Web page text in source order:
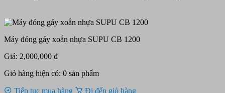
Máy đóng gáy xoắn nhựa SUPU CB 1200
Giá: 2,000,000 đ
Giỏ hàng hiện có: 0 sản phẩm
Tiếp tục mua hàng Đi đến giỏ hàng